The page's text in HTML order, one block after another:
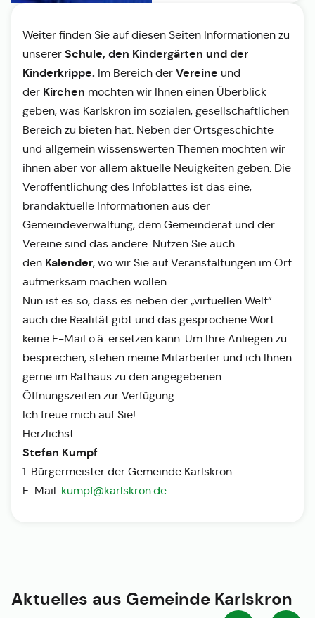
Weiter finden Sie auf diesen Seiten Informationen zu
unserer Schule, den Kindergärten und der
Kinderkrippe. Im Bereich der Vereine und
der Kirchen möchten wir Ihnen einen Überblick
geben, was Karlskron im sozialen, gesellschaftlichen
Bereich zu bieten hat. Neben der Ortsgeschichte
und allgemein wissenswerten Themen möchten wir
ihnen aber vor allem aktuelle Neuigkeiten geben. Die
Veröffentlichung des Infoblattes ist das eine,
brandaktuelle Informationen aus der
Gemeindeverwaltung, dem Gemeinderat und der
Vereine sind das andere. Nutzen Sie auch
den Kalender, wo wir Sie auf Veranstaltungen im Ort
aufmerksam machen wollen.
Nun ist es so, dass es neben der „virtuellen Welt“
auch die Realität gibt und das gesprochene Wort
keine E-Mail o.ä. ersetzen kann. Um Ihre Anliegen zu
besprechen, stehen meine Mitarbeiter und ich Ihnen
gerne im Rathaus zu den angegebenen
Öffnungszeiten zur Verfügung.
Ich freue mich auf Sie!
Herzlichst
Stefan Kumpf
1. Bürgermeister der Gemeinde Karlskron
E-Mail: kumpf@karlskron.de
Aktuelles aus Gemeinde Karlskron